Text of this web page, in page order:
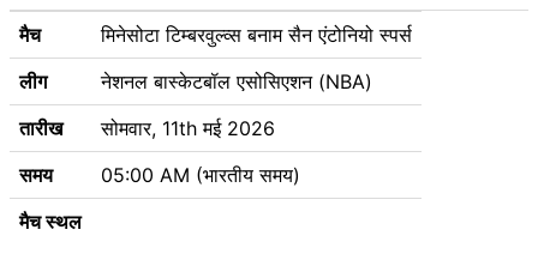
मैच
मिनेसोटा टिम्बरवुल्व्स बनाम सैन एंटोनियो स्पर्स
लीग
नेशनल बास्केटबॉल एसोसिएशन (NBA)
तारीख
सोमवार, 11th मई 2026
समय
05:00 AM (भारतीय समय)
मैच स्थल